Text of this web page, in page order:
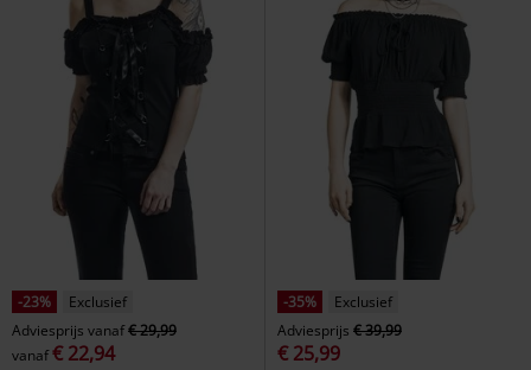
-23%
Exclusief
Adviesprijs vanaf€ 29,99
vanaf€ 22,94
-35%
Exclusief
Adviesprijs € 39,99
€ 25,99